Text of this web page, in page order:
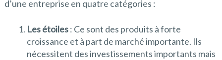
d’une entreprise en quatre catégories :
Les étoiles: Ce sont des produits à forte
croissance et à part de marché importante. Ils
nécessitent des investissements importants mais